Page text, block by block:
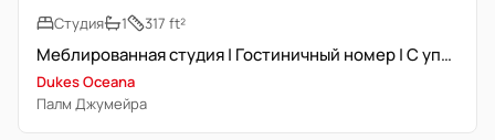
Студия
1 317 ft²
Меблированная студия | Гостиничный номер | С управлением
Dukes Oceana
Палм Джумейра